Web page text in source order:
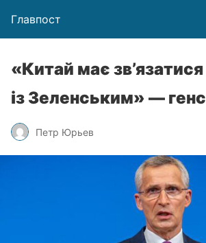
Главпост
«Китай має
із Зеленським» —
Петр Юрьев